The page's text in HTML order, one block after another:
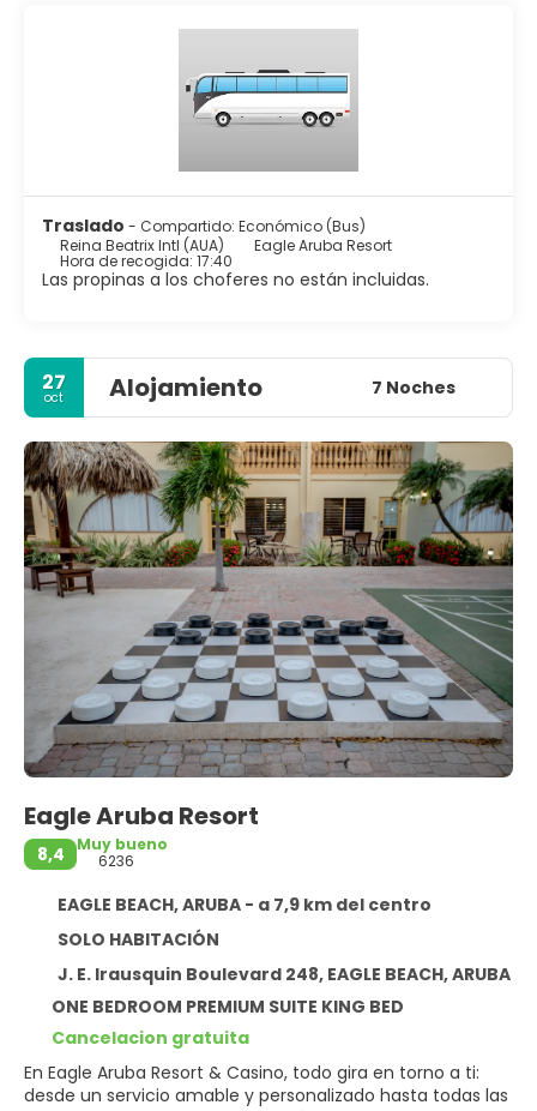
Traslado - Compartido: Económico (Bus)
Reina Beatrix Intl (AUA)
Eagle Aruba Resort
Hora de recogida: 17:40
Las propinas a los choferes no están incluidas.
27
oct Alojamiento 7 Noches
Eagle Aruba Resort
8,4
Muy bueno
6236
EAGLE BEACH, ARUBA - a 7,9 km del centro
SOLO HABITACIÓN
J. E. Irausquin Boulevard 248, EAGLE BEACH, ARUBA
ONE BEDROOM PREMIUM SUITE KING BED
Cancelacion gratuita
En Eagle Aruba Resort & Casino, todo gira en torno a ti:
desde un servicio amable y personalizado hasta todas las